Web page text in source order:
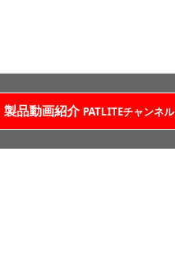
製品動画紹介 PATLITEチャンネル